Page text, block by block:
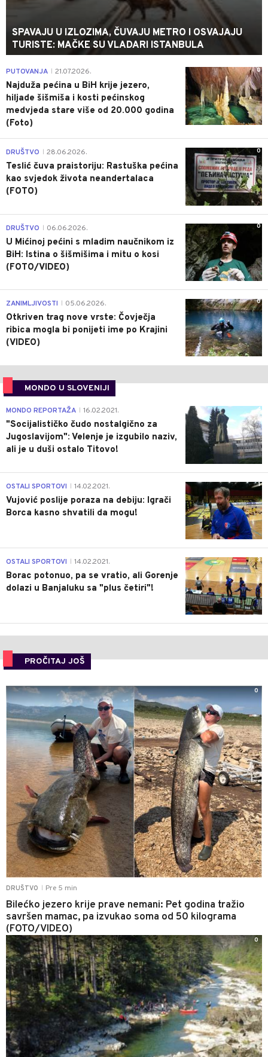
SPAVAJU U IZLOZIMA, ČUVAJU METRO I OSVAJAJU
TURISTE: MAČKE SU VLADARI ISTANBULA
0
PUTOVANJA 21.07.2026.
Najduža pećina u BiH krije jezero,
hiljade šišmiša i kosti pećinskog
medvjeda stare više od 20.000 godina
(Foto)
0
DRUŠTVO 28.06.2026.
Teslić čuva praistoriju: Rastuška pećina
kao svjedok života neandertalaca
(FOTO)
0
DRUŠTVO 06.06.2026.
U Mićinoj pećini s mladim naučnikom iz
BiH: Istina o šišmišima i mitu o kosi
(FOTO/VIDEO)
0
ZANIMLJIVOSTI 05.06.2026.
Otkriven trag nove vrste: Čovječja
ribica mogla bi ponijeti ime po Krajini
(VIDEO)
MONDO U SLOVENIJI
4
MONDO REPORTAŽA 16.02.2021.
"Socijalističko čudo nostalgično za
Jugoslavijom": Velenje je izgubilo naziv,
ali je u duši ostalo Titovo!
1
OSTALI SPORTOVI 14.02.2021.
Vujović poslije poraza na debiju: Igrači
Borca kasno shvatili da mogu!
3
OSTALI SPORTOVI 14.02.2021.
Borac potonuo, pa se vratio, ali Gorenje
dolazi u Banjaluku sa "plus četiri"!
PROČITAJ JOŠ
DRUŠTVO Pre 5 min
Bilećko jezero krije prave nemani: Pet godina tražio
savršen mamac, pa izvukao soma od 50 kilograma
(FOTO/VIDEO)
0
0